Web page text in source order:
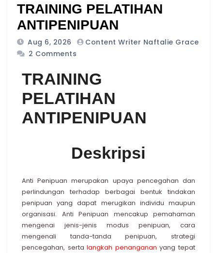
TRAINING PELATIHAN
ANTIPENIPUAN
Aug 6, 2026
Content Writer Naftalie Grace
2 Comments
TRAINING
PELATIHAN
ANTIPENIPUAN
Deskripsi
Anti Penipuan merupakan upaya pencegahan dan
perlindungan terhadap berbagai bentuk tindakan
penipuan yang dapat merugikan individu maupun
organisasi. Anti Penipuan mencakup pemahaman
mengenai jenis-jenis modus penipuan, cara
mengenali tanda-tanda penipuan, strategi
pencegahan, sertalangkah penanganan yang tepat